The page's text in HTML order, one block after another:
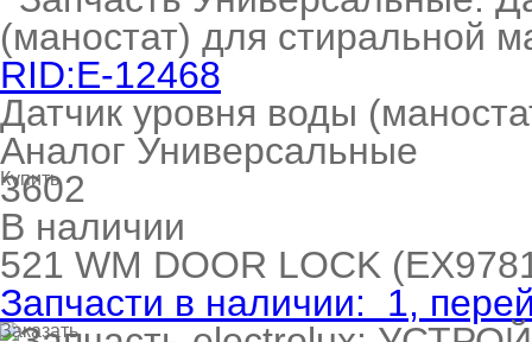
RID:E-12468
Датчик уровня воды
Аналог Универсальные
Купить
3602
В наличии
521 WM DOOR LOCK
Запчасти в наличии:
1,
Заказать